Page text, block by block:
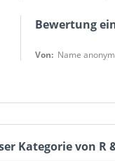
Bewertung
Von: Name
Kategorie von R